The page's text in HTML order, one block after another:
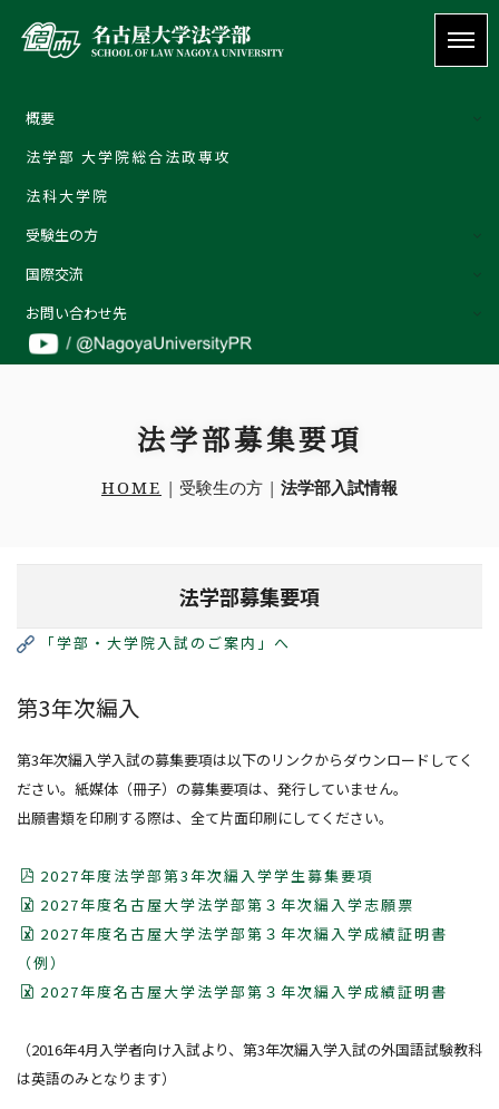
概要
概要
特色
外部評価
教員の紹介
受験生の方
卒業生の方
法学部 大学院総合法政専攻
法科大学院
受験生の方
総合メニュー
法学部
大学院へ進学の方
大学院総合法政専攻入試情報
法科大学院入試情報
交換留学生の方
研究生・聴講生の方
国際交流
学生の国際交流
リンク
G30国際社会科学プログラム
お問い合わせ先
法学部募集要項
HOME | 受験生の方 | 法学部入試情報
法学部募集要項
「学部・大学院入試のご案内」へ
第3年次編入
第3年次編入学入試の募集要項は以下のリンクからダウンロードしてく
ださい。紙媒体（冊子）の募集要項は、発行していません。
出願書類を印刷する際は、全て片面印刷にしてください。
2027年度法学部第3年次編入学学生募集要項
2027年度名古屋大学法学部第３年次編入学志願票
2027年度名古屋大学法学部第３年次編入学成績証明書
（例）
2027年度名古屋大学法学部第３年次編入学成績証明書
（2016年4月入学者向け入試より、第3年次編入学入試の外国語試験教科
は英語のみとなります）